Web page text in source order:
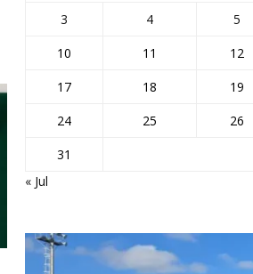
3
4 5
10
11 12
17
18 19
24
25 26
31
« Jul